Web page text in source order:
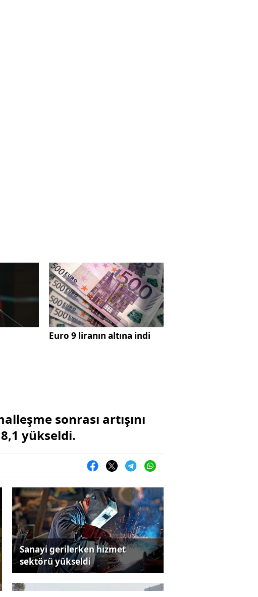
Euro 9 liranın altına indi
sonrası artışını
yükseldi.
Sanayi gerilerken hizmet
sektörü yükseldi